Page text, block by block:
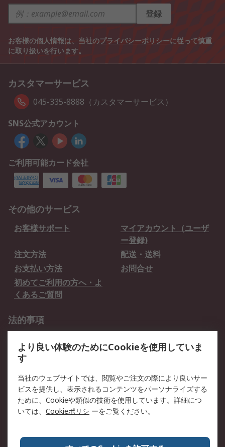
登録
お客様の個人情報は、当社のプライバシーポリシーに従って慎重
に取り扱いを行います。
カスタマーサービス
045-335-8888（カスタマーサービス）
SNS公式アカウント
ご利用可能カード会社
その他のサービス
お客様サポート
マイアカウント（ユーザ
ー登録)
注文方法
配送・送料
お支払い方法
お問合せ
初めてご利用の方へ・よ
くあるご質問
法的事項
クッキーポリシー
RSについて
会社概要
採用情報
プレスリリース＆お知ら
コーポレートサイト
全世界のRS
RSの歴史
より良い体験のためにCookieを使用していま
す
当社のウェブサイトでは、閲覧やご注文の際により良いサー
ビスを提供し、表示されるコンテンツをパーソナライズする
ために、Cookieや類似の技術を使用しています。詳細につ
いては、 Cookieポリシ ーをご覧ください。